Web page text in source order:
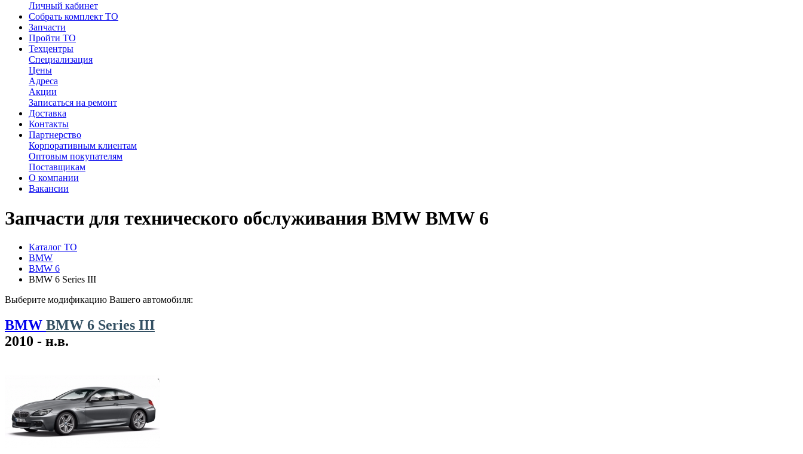
Личный кабинет
Собрать комплект ТО
Запчасти
Пройти ТО
Техцентры
Специализация
Цены
Адреса
Акции
Записаться на ремонт
Доставка
Контакты
Партнерство
Корпоративным клиентам
Оптовым покупателям
Поставщикам
О компании
Вакансии
Запчасти для технического обслуживания BMW BMW 6
Каталог ТО
BMW
BMW 6
BMW 6 Series III
Выберите модификацию Вашего автомобиля:
BMW BMW 6 Series III
2010 - н.в.